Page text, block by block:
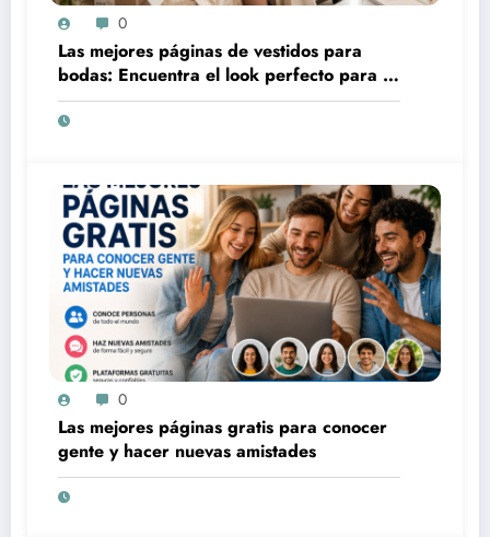
0
Las mejores páginas de vestidos para
bodas: Encuentra el look perfecto para tu
gran día
0
Las mejores páginas gratis para conocer
gente y hacer nuevas amistades